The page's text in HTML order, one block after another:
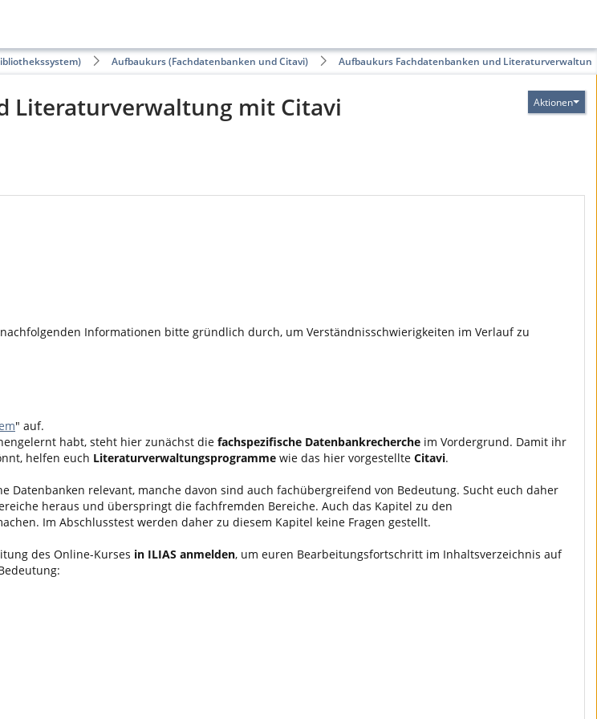
Aufbaukurs (Fachdatenbanken und Citavi) Aufbaukurs Fachdatenbanken und Literaturverwaltun…
Aktionen
Literaturverwaltung mit Citavi
Informationen bitte gründlich durch, um Verständnisschwierigkeiten im Verlauf zu
" auf.
habt, steht hier zunächst die fachspezifische Datenbankrecherche im Vordergrund. Damit ihr
helfen euch Literaturverwaltungsprogramme wie das hier vorgestellte Citavi.
Datenbanken relevant, manche davon sind auch fachübergreifend von Bedeutung. Sucht euch daher
heraus und überspringt die fachfremden Bereiche. Auch das Kapitel zu den
Im Abschlusstest werden daher zu diesem Kapitel keine Fragen gestellt.
des Online-Kurses in ILIAS anmelden, um euren Bearbeitungsfortschritt im Inhaltsverzeichnis auf